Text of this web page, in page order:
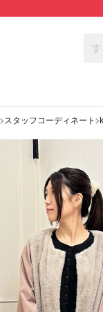
スタッフコーディネート